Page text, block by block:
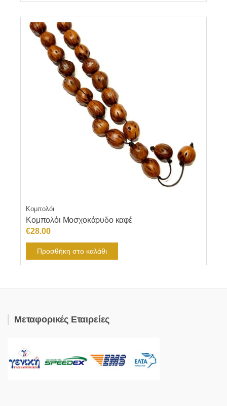
Κομπολόι
Κομπολόι Μοσχοκάρυδο καφέ
€28.00
Προσθήκη στο καλάθι
Μεταφορικές Εταιρείες